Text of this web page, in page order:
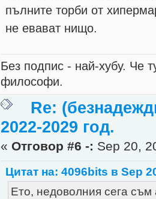
пълните торби от
не евават нищо.
Без подпис - най-хубу. Че
философи.
Re:
2022-2029 год.
« Отговор #6 -: Sep 20,
Цитат на: 4096bits в Sep
Ето, недоволния сега съм